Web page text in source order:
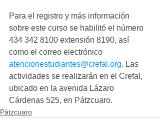
Para el registro y más información
sobre este curso se habilitó el número
434 342 8100 extensión 8190, así
como el correo electrónico
atencionestudiantes@crefal.org. Las
actividades se realizarán en el Crefal,
ubicado en la avenida Lázaro
Cárdenas 525, en Pátzcuaro.
Pátzcuaro